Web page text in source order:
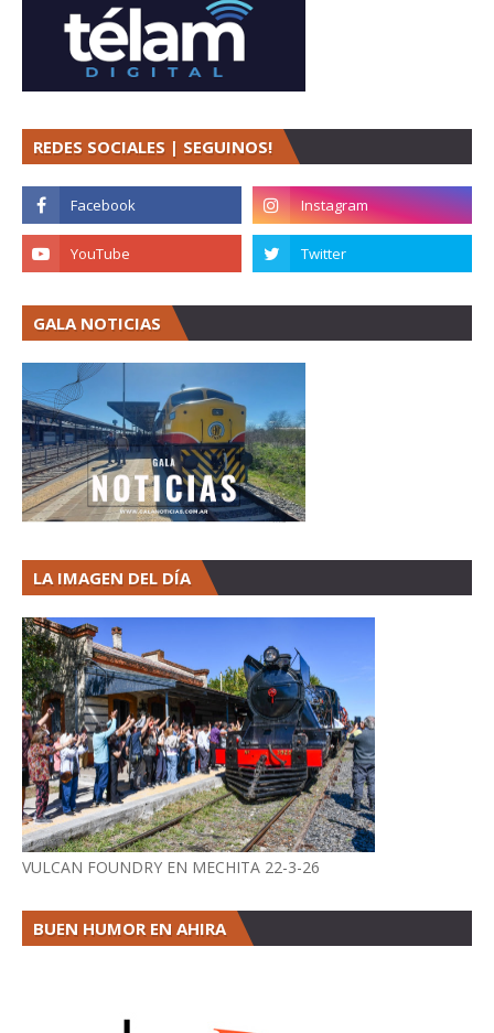
REDES SOCIALES | SEGUINOS!
GALA NOTICIAS
LA IMAGEN DEL DÍA
VULCAN FOUNDRY EN MECHITA 22-3-26
BUEN HUMOR EN AHIRA